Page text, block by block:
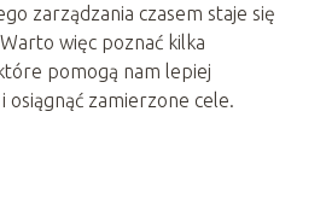
zarządzania czasem staje się
więc poznać kilka
pomogą nam lepiej
osiągnąć zamierzone cele.